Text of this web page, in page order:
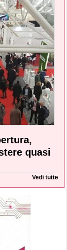
quasi
Vedi tutte